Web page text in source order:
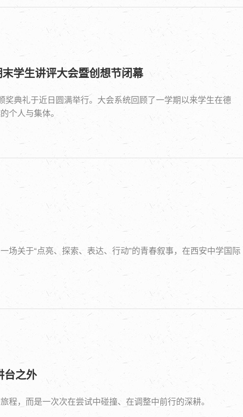
学生讲评大会暨创想节闭幕
典礼于近日圆满举行。大会系统回顾了一学期以来学生在德
个人与集体。
场关于“点亮、探索、表达、行动”的青春叙事，在西安中学国际
台之外
，而是一次次在尝试中碰撞、在调整中前行的深耕。